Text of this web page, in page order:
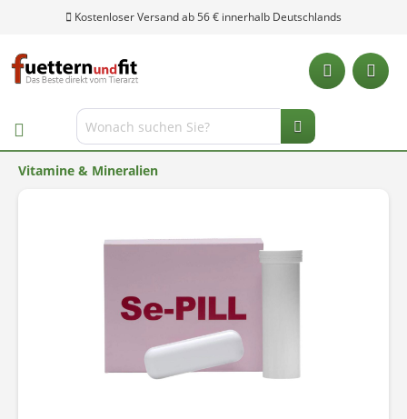
Kostenloser Versand ab 56 € innerhalb Deutschlands
Vitamine & Mineralien